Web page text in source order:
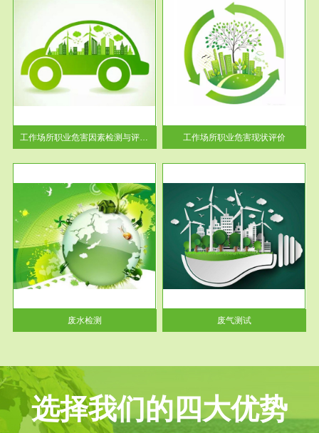
工作场所职业危害因素检测与评价...
服务范围
工作场所职业危害现状评价
【现状评价意义】：具体因素---
-通过质谱分析等多种手段明确
工作场...
工作场所职业危害现状评价
废水检测
服务范围
废气测试
检测范围工业废气检测包括有机
废气和无机废气。有机废气主要
包括...
废气测试
选择我们的四大优势